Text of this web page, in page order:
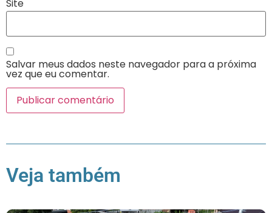
Site
Salvar meus dados neste navegador para a próxima
vez que eu comentar.
Veja também